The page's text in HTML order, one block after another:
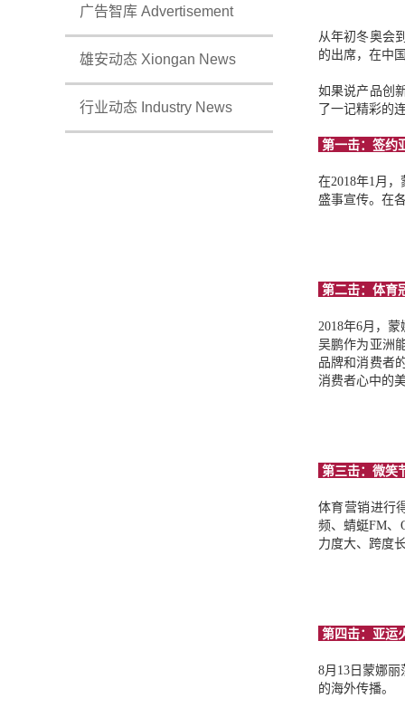
广告智库 Advertisement
雄安动态 Xiongan News
行业动态 Industry News
从年初冬奥会
的出席，在中
如果说产品创
了一记精彩的
第一击：签约
在2018年1月
盛事宣传。在
第二击：体育
2018年6月，
吴鹏作为亚洲
品牌和消费者
消费者心中的
第三击：微笑
体育营销进行
频、蜻蜓FM、
力度大、跨度
第四击：亚运
8月13日蒙娜
的海外传播。